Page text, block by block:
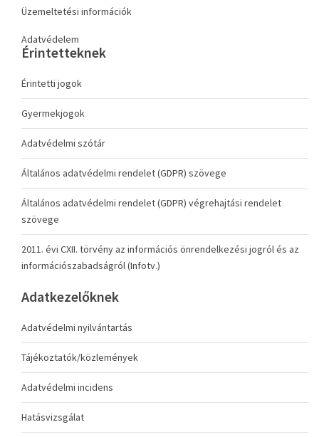
Üzemeltetési információk
Adatvédelem
Érintetteknek
Érintetti jogok
Gyermekjogok
Adatvédelmi szótár
Általános adatvédelmi rendelet (GDPR) szövege
Általános adatvédelmi rendelet (GDPR) végrehajtási rendelet
szövege
2011. évi CXII. törvény az információs önrendelkezési jogról és az
információszabadságról (Infotv.)
Adatkezelőknek
Adatvédelmi nyilvántartás
Tájékoztatók/közlemények
Adatvédelmi incidens
Hatásvizsgálat